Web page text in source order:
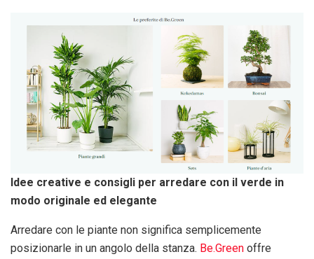
Idee creative e consigli per arredare con il verde in
modo originale ed elegante
Arredare con le piante non significa semplicemente
posizionarle in un angolo della stanza. Be.Green offre